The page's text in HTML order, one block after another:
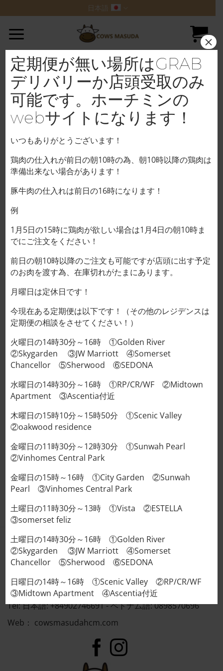
to
content
日本語
ホーム
チャーシュー 차슈
48,000VND/1パック
パック
クリア
チャーシュー 차슈 48,000VND/1パック個
カートに入れる
説明
追加情報
1パック5枚入りで！
ラーメン屋さんが作ったチャーシューです！
COWS MASUDA
Address : 95/5 Thảo Điền, Thủ Đức, Tp. Hồ Chí Minh
Tel: 日本語: +84902746691 - ベトナム語: 0898570696
Web： cowsmasudahcm.com
定期便が無い場所はGRAB
デリバリーか店頭受取のみ
可能です。ホーチミンの
webサイトになります！
いつもありがとうございます！
鶏肉の仕入れが前日の朝10時の為、朝10時以降の鶏肉は
準備出来ない場合があります！
豚牛肉の仕入れは前日の16時になります！
例
1月5日の15時に鶏肉が欲しい場合は1月4日の朝10時ま
でにご注文をください！
前日の朝10時以降のご注文も可能ですが店頭に出す予定
のお肉を渡す為、在庫切れがたまにあります。
月曜日は定休日です！
今現在ある定期便は以下です！（その他のレジデンスは
定期便の相談をさせてください！）
火曜日の14時30分～16時 ①Golden River
②Skygarden ③JW Marriott ④Somerset
Chancellor ⑤Sherwood ⑥SEDONA
水曜日の14時30分～16時 ①RP/CR/WF ②Midtown
Apartment ③Ascentia付近
木曜日の15時10分～15時50分 ①Scenic Valley
②oakwood residence
金曜日の11時30分～12時30分 ①Sunwah Pearl
②Vinhomes Central Park
金曜日の15時～16時 ①City Garden ②Sunwah
Pearl ③Vinhomes Central Park
土曜日の11時30分～13時 ①Vista ②ESTELLA
③somerset feliz
土曜日の14時30分～16時 ①Golden River
②Skygarden ③JW Marriott ④Somerset
Chancellor ⑤Sherwood ⑥SEDONA
日曜日の14時～16時 ①Scenic Valley ②RP/CR/WF
③Midtown Apartment ④Ascentia付近
×